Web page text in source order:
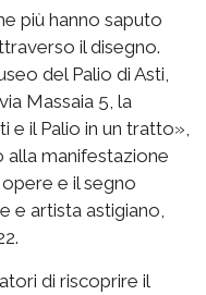
più hanno saputo
il disegno.
del Palio di Asti,
Massaia 5, la
e il Palio in un tratto»,
manifestazione
e il segno
e artista astigiano,
di riscoprire il